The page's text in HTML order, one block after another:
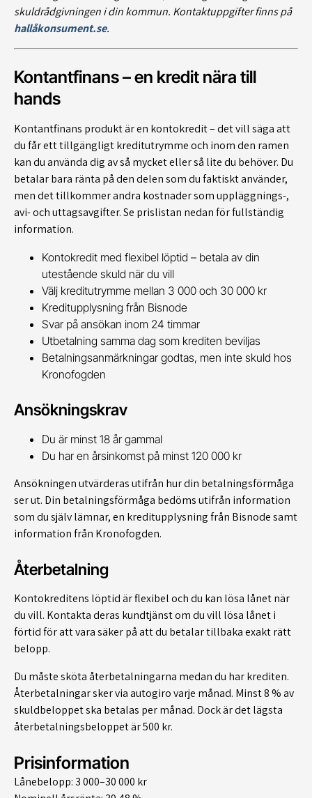
skuldrådgivningen i din kommun. Kontaktuppgifter finns på
hallåkonsument.se.
Kontantfinans – en kredit nära till
hands
Kontantfinans produkt är en kontokredit – det vill säga att
du får ett tillgängligt kreditutrymme och inom den ramen
kan du använda dig av så mycket eller så lite du behöver. Du
betalar bara ränta på den delen som du faktiskt använder,
men det tillkommer andra kostnader som uppläggnings-,
avi- och uttagsavgifter. Se prislistan nedan för fullständig
information.
Kontokredit med flexibel löptid – betala av din
utestående skuld när du vill
Välj kreditutrymme mellan 3 000 och 30 000 kr
Kreditupplysning från Bisnode
Svar på ansökan inom 24 timmar
Utbetalning samma dag som krediten beviljas
Betalningsanmärkningar godtas, men inte skuld hos
Kronofogden
Ansökningskrav
Du är minst 18 år gammal
Du har en årsinkomst på minst 120 000 kr
Ansökningen utvärderas utifrån hur din betalningsförmåga
ser ut. Din betalningsförmåga bedöms utifrån information
som du själv lämnar, en kreditupplysning från Bisnode samt
information från Kronofogden.
Återbetalning
Kontokreditens löptid är flexibel och du kan lösa lånet när
du vill. Kontakta deras kundtjänst om du vill lösa lånet i
förtid för att vara säker på att du betalar tillbaka exakt rätt
belopp.
Du måste sköta återbetalningarna medan du har krediten.
Återbetalningar sker via autogiro varje månad. Minst 8 % av
skuldbeloppet ska betalas per månad. Dock är det lägsta
återbetalningsbeloppet är 500 kr.
Prisinformation
Lånebelopp: 3 000–30 000 kr